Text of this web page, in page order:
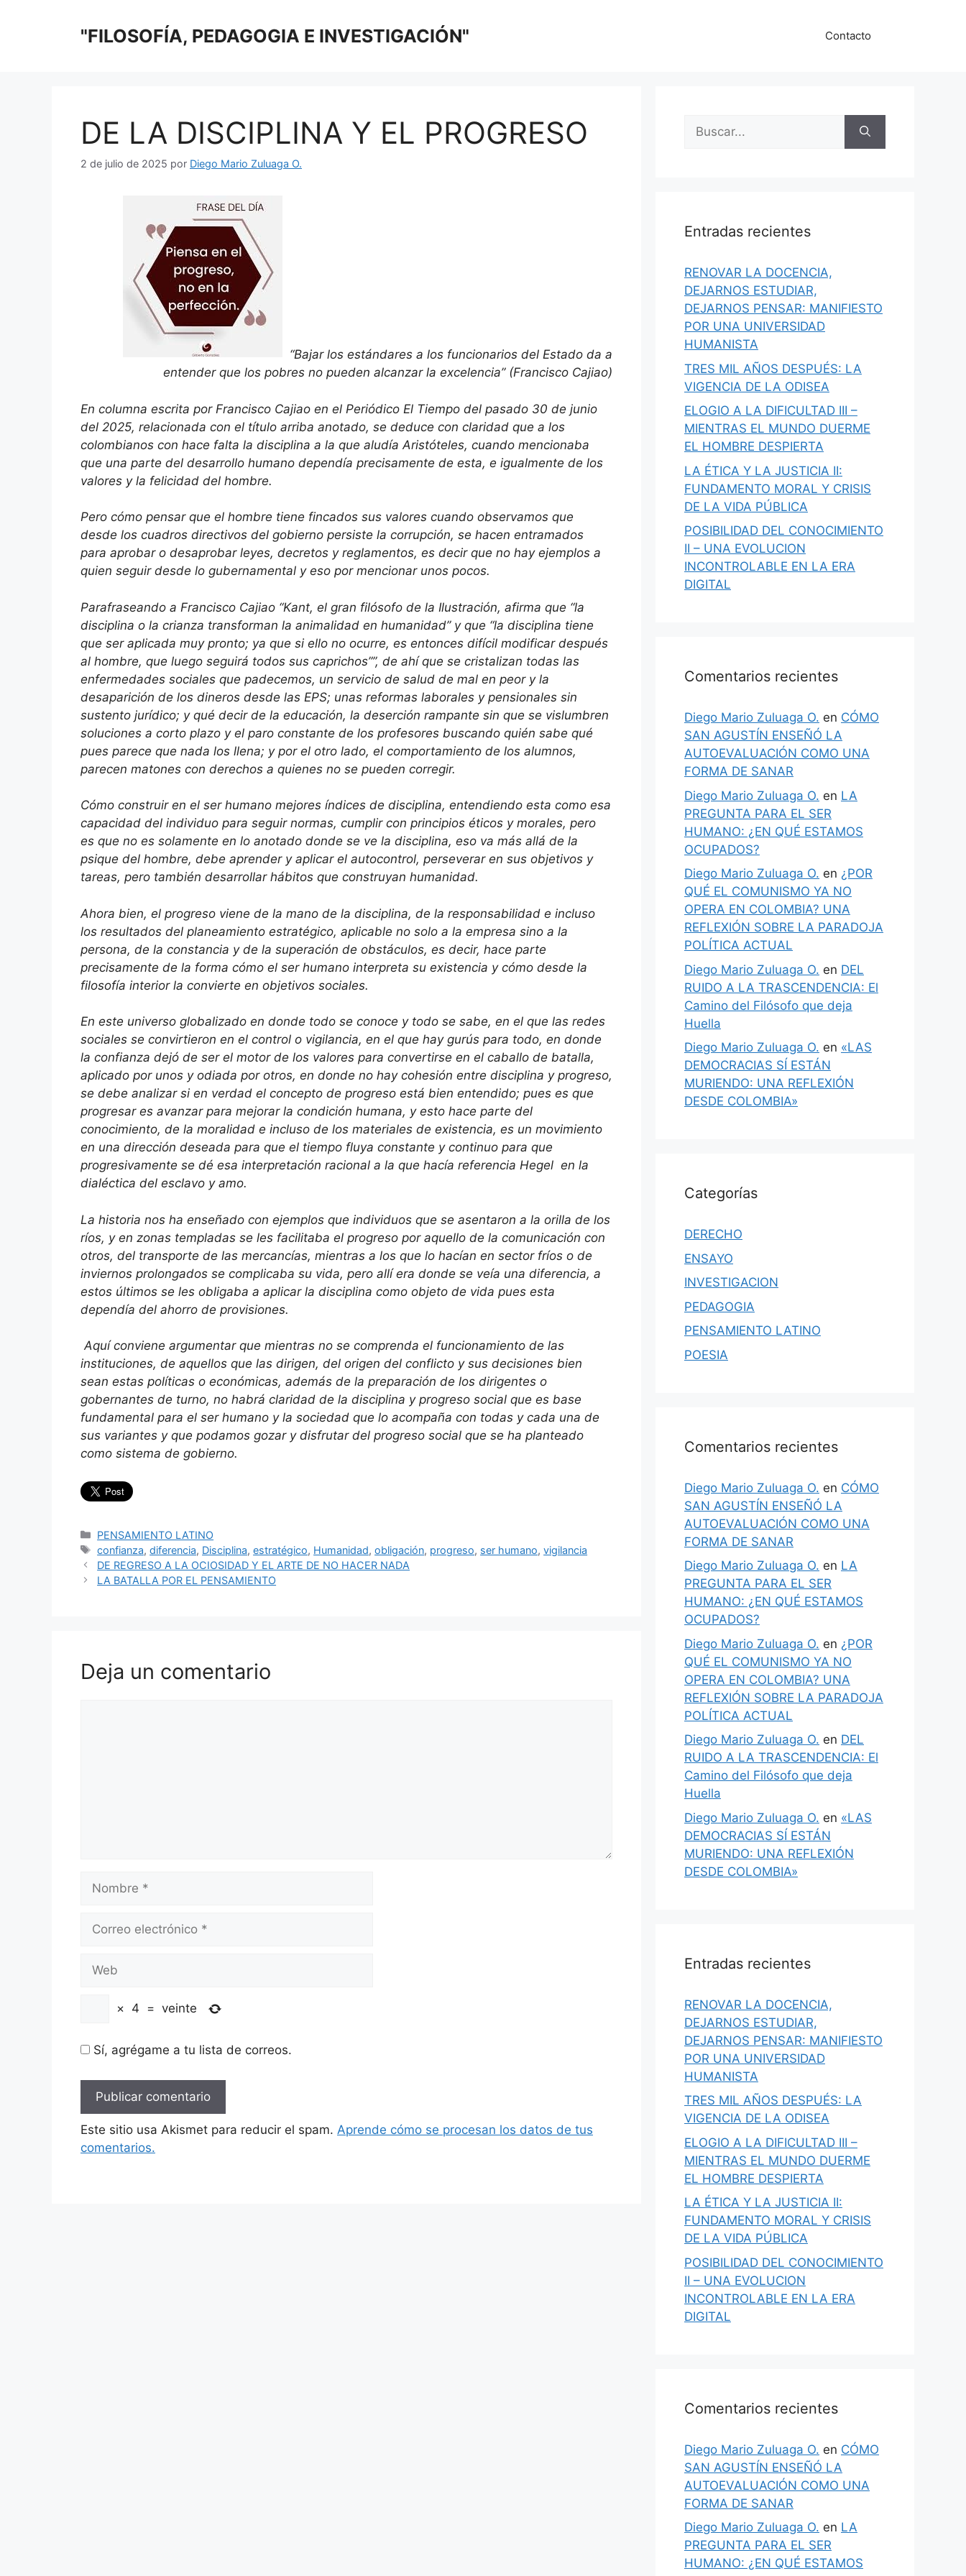
"FILOSOFÍA, PEDAGOGIA E INVESTIGACIÓN" Contacto
DE LA DISCIPLINA Y EL PROGRESO
2 de julio de 2025 por Diego Mario Zuluaga O.
“Bajar los estándares a los funcionarios del Estado da a
entender que los pobres no pueden alcanzar la excelencia” (Francisco Cajiao)
En columna escrita por Francisco Cajiao en el Periódico El Tiempo del pasado 30 de junio
del 2025, relacionada con el título arriba anotado, se deduce con claridad que a los
colombianos con hace falta la disciplina a la que aludía Aristóteles, cuando mencionaba
que una parte del desarrollo humano dependía precisamente de esta, e igualmente de los
valores y la felicidad del hombre.
Pero cómo pensar que el hombre tiene fincados sus valores cuando observamos que
desde los cuadros directivos del gobierno persiste la corrupción, se hacen entramados
para aprobar o desaprobar leyes, decretos y reglamentos, es decir que no hay ejemplos a
quien seguir desde lo gubernamental y eso por mencionar unos pocos.
Parafraseando a Francisco Cajiao “Kant, el gran filósofo de la Ilustración, afirma que “la
disciplina o la crianza transforman la animalidad en humanidad” y que “la disciplina tiene
que ser aplicada muy pronto; ya que si ello no ocurre, es entonces difícil modificar después
al hombre, que luego seguirá todos sus caprichos””, de ahí que se cristalizan todas las
enfermedades sociales que padecemos, un servicio de salud de mal en peor y la
desaparición de los dineros desde las EPS; unas reformas laborales y pensionales sin
sustento jurídico; y qué decir de la educación, la deserción rampante sin que se vislumbren
soluciones a corto plazo y el paro constante de los profesores buscando quién sabe qué
pues parece que nada los llena; y por el otro lado, el comportamiento de los alumnos,
parecen matones con derechos a quienes no se pueden corregir.
Cómo construir en el ser humano mejores índices de disciplina, entendiendo esta como esa
capacidad del individuo para seguir normas, cumplir con principios éticos y morales, pero
es que no es solamente en lo anotado donde se ve la disciplina, eso va más allá de la
psique del hombre, debe aprender y aplicar el autocontrol, perseverar en sus objetivos y
tareas, pero también desarrollar hábitos que construyan humanidad.
Ahora bien, el progreso viene de la mano de la disciplina, de la responsabilidad e incluso
los resultados del planeamiento estratégico, aplicable no solo a la empresa sino a la
persona, de la constancia y de la superación de obstáculos, es decir, hace parte
precisamente de la forma cómo el ser humano interpreta su existencia y cómo desde la
filosofía interior la convierte en objetivos sociales.
En este universo globalizado en donde todo se conoce y todo se sabe, en el que las redes
sociales se convirtieron en el control o vigilancia, en el que hay gurús para todo, en donde
la confianza dejó de ser el motor de los valores para convertirse en el caballo de batalla,
aplicado por unos y odiada por otros, en donde no hay cohesión entre disciplina y progreso,
se debe analizar si en verdad el concepto de progreso está bien entendido; pues es que
progresar es avanzar para mejorar la condición humana, y esto hace parte del
conocimiento, de la moralidad e incluso de los materiales de existencia, es un movimiento
en una dirección deseada para que el tiempo fluya constante y continuo para que
progresivamente se dé esa interpretación racional a la que hacía referencia Hegel en la
dialéctica del esclavo y amo.
La historia nos ha enseñado con ejemplos que individuos que se asentaron a la orilla de los
ríos, y en zonas templadas se les facilitaba el progreso por aquello de la comunicación con
otros, del transporte de las mercancías, mientras a los que lo hacían en sector fríos o de
inviernos prolongados se complicaba su vida, pero allí era donde se veía una diferencia, a
estos últimos se les obligaba a aplicar la disciplina como objeto de vida pues esta
dependía del ahorro de provisiones.
Aquí conviene argumentar que mientras no se comprenda el funcionamiento de las
instituciones, de aquellos que las dirigen, del origen del conflicto y sus decisiones bien
sean estas políticas o económicas, además de la preparación de los dirigentes o
gobernantes de turno, no habrá claridad de la disciplina y progreso social que es base
fundamental para el ser humano y la sociedad que lo acompaña con todas y cada una de
sus variantes y que podamos gozar y disfrutar del progreso social que se ha planteado
como sistema de gobierno.
Categorías
PENSAMIENTO LATINO
Etiquetas
confianza,diferencia, Disciplina,estratégico, Humanidad,obligación, progreso, ser humano,vigilancia
DE REGRESO A LA OCIOSIDAD Y EL ARTE DE NO HACER NADA
LA BATALLA POR EL PENSAMIENTO
Deja un comentario
electrónico
× 4 = veinte
Sí, agrégame a tu lista de correos.
Este sitio usa Akismet para reducir el spam. Aprende cómo se procesan los datos de tus
comentarios.
Buscar:
Entradas recientes
RENOVAR LA DOCENCIA,
DEJARNOS ESTUDIAR,
DEJARNOS PENSAR: MANIFIESTO
POR UNA UNIVERSIDAD
HUMANISTA
TRES MIL AÑOS DESPUÉS: LA
VIGENCIA DE LA ODISEA
ELOGIO A LA DIFICULTAD III –
MIENTRAS EL MUNDO DUERME
EL HOMBRE DESPIERTA
LA ÉTICA Y LA JUSTICIA II:
FUNDAMENTO MORAL Y CRISIS
DE LA VIDA PÚBLICA
POSIBILIDAD DEL CONOCIMIENTO
II – UNA EVOLUCION
INCONTROLABLE EN LA ERA
DIGITAL
Comentarios recientes
Diego Mario Zuluaga O. en CÓMO
SAN AGUSTÍN ENSEÑÓ LA
AUTOEVALUACIÓN COMO UNA
FORMA DE SANAR
Diego Mario Zuluaga O. en LA
PREGUNTA PARA EL SER
HUMANO: ¿EN QUÉ ESTAMOS
OCUPADOS?
Diego Mario Zuluaga O. en ¿POR
QUÉ EL COMUNISMO YA NO
OPERA EN COLOMBIA? UNA
REFLEXIÓN SOBRE LA PARADOJA
POLÍTICA ACTUAL
Diego Mario Zuluaga O. en DEL
RUIDO A LA TRASCENDENCIA: El
Camino del Filósofo que deja
Huella
Diego Mario Zuluaga O. en «LAS
DEMOCRACIAS SÍ ESTÁN
MURIENDO: UNA REFLEXIÓN
DESDE COLOMBIA»
Categorías
DERECHO
ENSAYO
INVESTIGACION
PEDAGOGIA
PENSAMIENTO LATINO
POESIA
Comentarios recientes
Diego Mario Zuluaga O. en CÓMO
SAN AGUSTÍN ENSEÑÓ LA
AUTOEVALUACIÓN COMO UNA
FORMA DE SANAR
Diego Mario Zuluaga O. en LA
PREGUNTA PARA EL SER
HUMANO: ¿EN QUÉ ESTAMOS
OCUPADOS?
Diego Mario Zuluaga O. en ¿POR
QUÉ EL COMUNISMO YA NO
OPERA EN COLOMBIA? UNA
REFLEXIÓN SOBRE LA PARADOJA
POLÍTICA ACTUAL
Diego Mario Zuluaga O. en DEL
RUIDO A LA TRASCENDENCIA: El
Camino del Filósofo que deja
Huella
Diego Mario Zuluaga O. en «LAS
DEMOCRACIAS SÍ ESTÁN
MURIENDO: UNA REFLEXIÓN
DESDE COLOMBIA»
Entradas recientes
RENOVAR LA DOCENCIA,
DEJARNOS ESTUDIAR,
DEJARNOS PENSAR: MANIFIESTO
POR UNA UNIVERSIDAD
HUMANISTA
TRES MIL AÑOS DESPUÉS: LA
VIGENCIA DE LA ODISEA
ELOGIO A LA DIFICULTAD III –
MIENTRAS EL MUNDO DUERME
EL HOMBRE DESPIERTA
LA ÉTICA Y LA JUSTICIA II:
FUNDAMENTO MORAL Y CRISIS
DE LA VIDA PÚBLICA
POSIBILIDAD DEL CONOCIMIENTO
II – UNA EVOLUCION
INCONTROLABLE EN LA ERA
DIGITAL
Comentarios recientes
Diego Mario Zuluaga O. en CÓMO
SAN AGUSTÍN ENSEÑÓ LA
AUTOEVALUACIÓN COMO UNA
FORMA DE SANAR
Diego Mario Zuluaga O. en LA
PREGUNTA PARA EL SER
HUMANO: ¿EN QUÉ ESTAMOS